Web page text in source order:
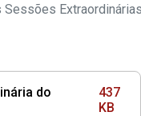
do
437
KB